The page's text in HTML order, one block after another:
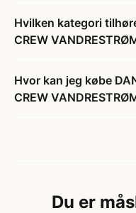
Hvilken kategori
CREW
Hvor kan jeg købe
CREW
Du er